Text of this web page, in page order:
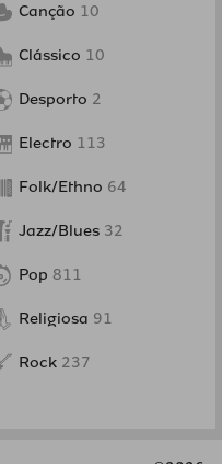
Canção 10
Clássico 10
Desporto 2
Electro 113
Folk/Ethno 64
Jazz/Blues 32
Pop 811
Religiosa 91
Rock 237